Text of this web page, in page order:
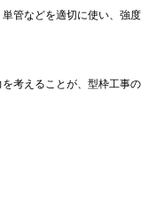
管などを適切に使い、強度
考えることが、型枠工事の